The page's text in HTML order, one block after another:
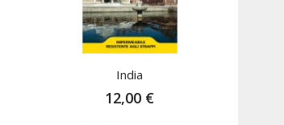
India
12,00 €